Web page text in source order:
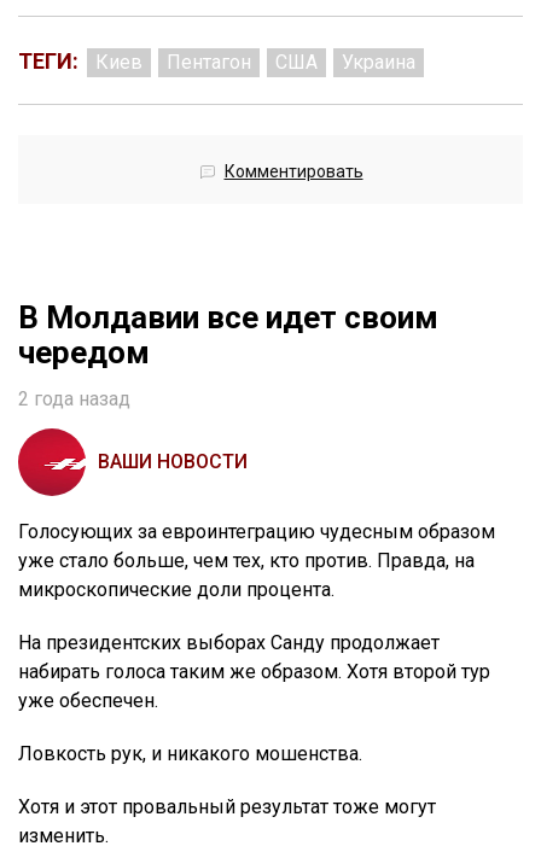
ТЕГИ: Киев Пентагон США Украина
Комментировать
В Молдавии все идет своим
чередом
2 года назад
ВАШИ НОВОСТИ
Голосующих за евроинтеграцию чудесным образом
уже стало больше, чем тех, кто против. Правда, на
микроскопические доли процента.
На президентских выборах Санду продолжает
набирать голоса таким же образом. Хотя второй тур
уже обеспечен.
Ловкость рук, и никакого мошенства.
Хотя и этот провальный результат тоже могут
изменить.